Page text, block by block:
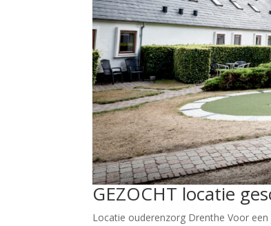
GEZOCHT locatie
Locatie ouderenzorg Drenthe Voor